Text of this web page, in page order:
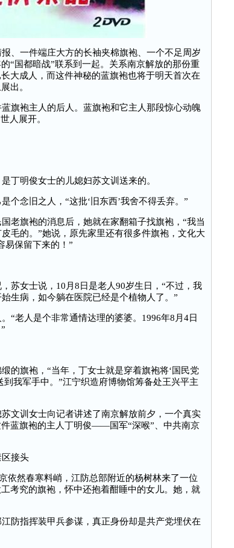
一件端庄大方的长袖夹棉旗袍、一个不足周岁
“国都暗战”联系到一起。关系南京解放的那份重
大成人，而这件神秘的蓝旗袍也将于明天首次在
出。
袍主人的后人。蓝旗袍和它主人那段惊心动魄
人展开。
明俊女士的儿媳妇苏文训送来的。
念旧之人，“这批‘旧东西’我舍不得丢弃。”
旗袍的消息后，她就在家翻箱子找旗袍，“我当
毛的。”她说，原先家里还有很多件旗袍，文化大
易保留下来的！”
女士说，10月8日是老人90岁生日，“不过，我
生病，如今躺在医院已经是个植物人了。”
老人是个非常通情达理的婆婆。1996年8月4日
旗袍，“当年，丁女士就是穿着旗袍将‘国民党
我军手中。”江宁织造府博物馆筹备处王兴平主
训女士向记者讲述了南京解放前夕，一个真实
蓝旗袍的主人丁明俊——国军“深喉”、中共南京
接头
然春寒料峭，江防总部附近的杨树林来了一位
考究的旗袍，怀中还抱着酣睡中的女儿。她，就
指挥装甲兵参谋，真正身份却是共产党埋伏在